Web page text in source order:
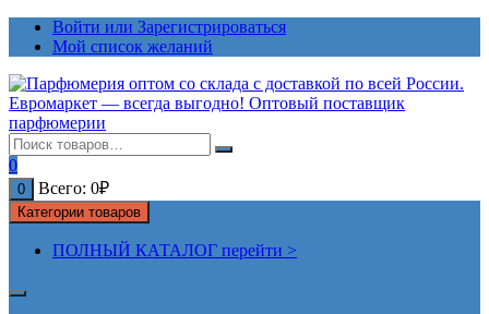
ПерейтиВойти или Зарегистрироваться
Мой список желаний
0
0 Всего: 0₽
Категории товаров
ПОЛНЫЙ КАТАЛОГ перейти >